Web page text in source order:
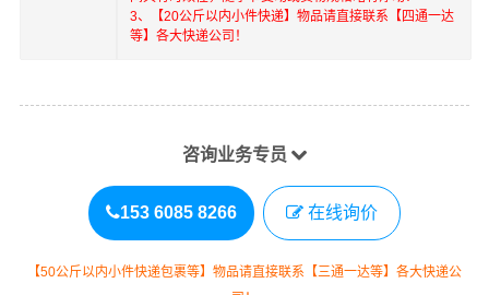
3、【20公斤以内小件快递】物品请直接联系【四通一达
等】各大快递公司！
咨询业务专员
153 6085 8266 在线询价
【50公斤以内小件快递包裹等】物品请直接联系【三通一达等】各大快递公